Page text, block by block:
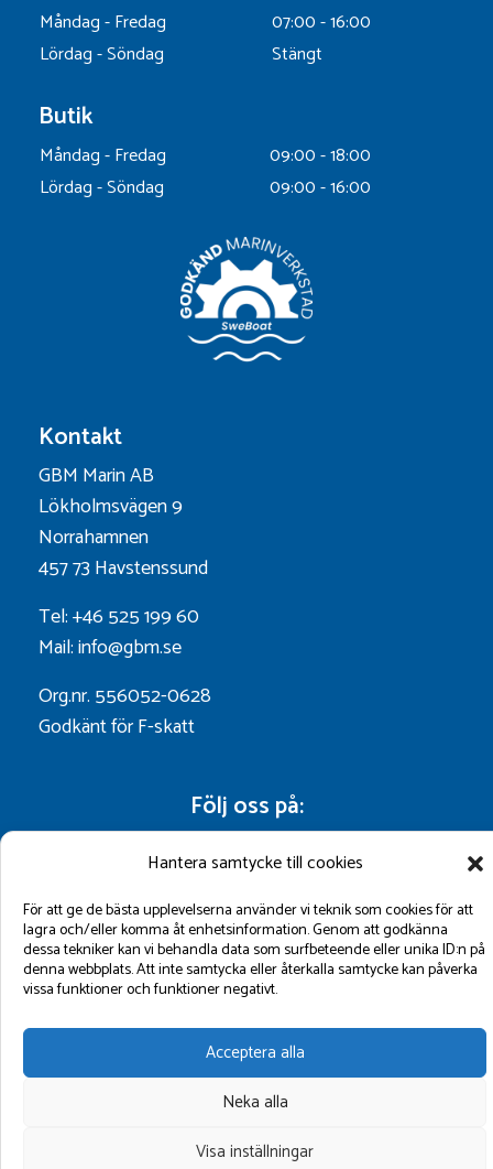
Hantera samtycke till cookies
För att ge de bästa upplevelserna använder vi teknik som cookies för att
lagra och/eller komma åt enhetsinformation. Genom att godkänna
dessa tekniker kan vi behandla data som surfbeteende eller unika ID:n på
denna webbplats. Att inte samtycka eller återkalla samtycke kan påverka
vissa funktioner och funktioner negativt.
Acceptera alla
Neka alla
Visa inställningar
Måndag - Fredag
07:00 - 16:00
Lördag - Söndag
Stängt
Butik
Måndag - Fredag
09:00 - 18:00
Lördag - Söndag
09:00 - 16:00
Kontakt
GBM Marin AB
Lökholmsvägen 9
Norrahamnen
457 73 Havstenssund
Tel: +46 525 199 60
Mail: info@gbm.se
Org.nr. 556052-0628
Godkänt för F-skatt
Följ oss på: